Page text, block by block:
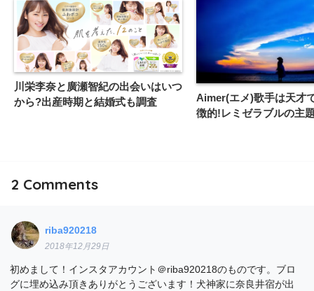
川栄李奈と廣瀬智紀の出会いはいつ
から?出産時期と結婚式も調査
Aimer(エメ)歌手は天才
徴的!レミゼラブルの主
2 Comments
riba920218
2018年12月29日
初めまして！インスタアカウント＠riba920218のものです。ブロ
グに埋め込み頂きありがとうございます！犬神家に奈良井宿が出